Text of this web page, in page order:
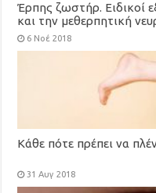
Έρπης ζωστήρ. Ειδικοί
και την μεθερπητική
(video)
6 Νοέ 2018
Κάθε πότε πρέπει να
31 Αυγ 2018